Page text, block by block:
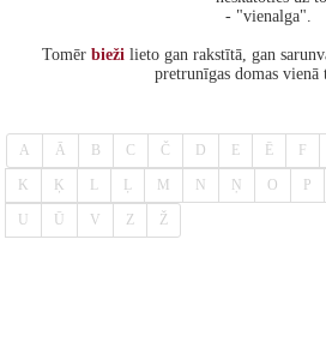
- "vienalga".
Tomēr bieži lieto gan rakstītā, gan
pretrunīgas domas vienā
A Ā B C Č D E Ē F
K Ķ L Ļ M N Ņ O P
U Ū V Z Ž